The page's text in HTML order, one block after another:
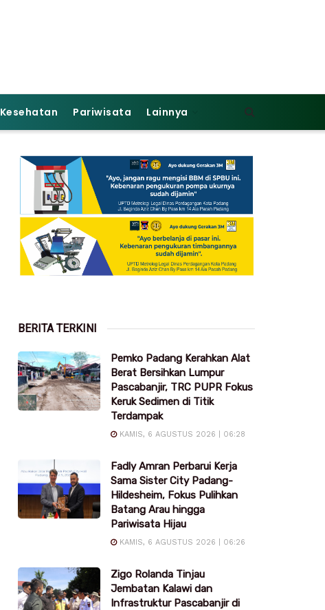
Kesehatan Pariwisata Lainnya
BERITA TERKINI
Pemko Padang Kerahkan Alat
Berat Bersihkan Lumpur
Pascabanjir, TRC PUPR Fokus
Keruk Sedimen di Titik
Terdampak
KAMIS, 6 AGUSTUS 2026 | 06:28
Fadly Amran Perbarui Kerja
Sama Sister City Padang-
Hildesheim, Fokus Pulihkan
Batang Arau hingga
Pariwisata Hijau
KAMIS, 6 AGUSTUS 2026 | 06:26
Zigo Rolanda Tinjau
Jembatan Kalawi dan
Infrastruktur Pascabanjir di